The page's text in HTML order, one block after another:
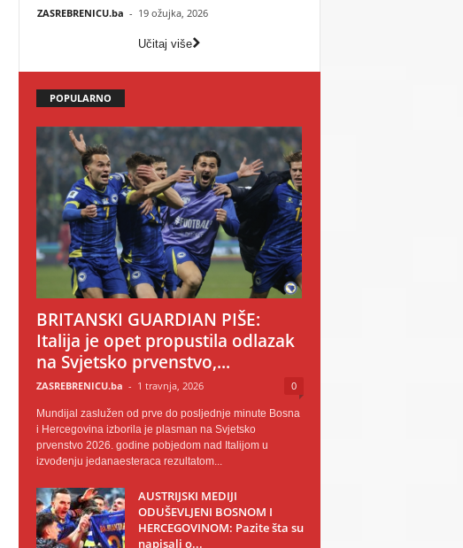
ZASREBRENICU.ba - 19 ožujka, 2026
Učitaj više
POPULARNO
BRITANSKI GUARDIAN PIŠE:
Italija je opet propustila odlazak
na Svjetsko prvenstvo,...
ZASREBRENICU.ba - 1 travnja, 2026 0
Mundijal zaslužen od prve do posljednje minute Bosna
i Hercegovina izborila je plasman na Svjetsko
prvenstvo 2026. godine pobjedom nad Italijom u
izvođenju jedanaesteraca rezultatom...
AUSTRIJSKI MEDIJI
ODUŠEVLJENI BOSNOM I
HERCEGOVINOM: Pazite šta su
napisali o...